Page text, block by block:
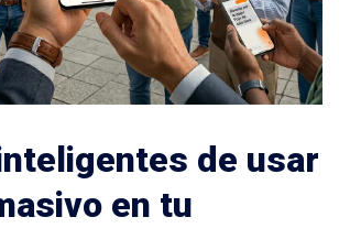
de usar
en tu